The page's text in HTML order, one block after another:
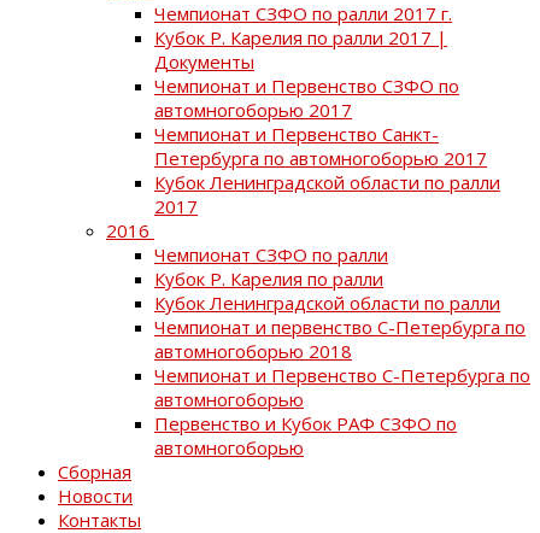
Чемпионат СЗФО по ралли 2017 г.
Кубок Р. Карелия по ралли 2017 |
Документы
Чемпионат и Первенство СЗФО по
автомногоборью 2017
Чемпионат и Первенство Санкт-
Петербурга по автомногоборью 2017
Кубок Ленинградской области по ралли
2017
2016
Чемпионат СЗФО по ралли
Кубок Р. Карелия по ралли
Кубок Ленинградской области по ралли
Чемпионат и первенство С-Петербурга по
автомногоборью 2018
Чемпионат и Первенство С-Петербурга по
автомногоборью
Первенство и Кубок РАФ СЗФО по
автомногоборью
Сборная
Новости
Контакты